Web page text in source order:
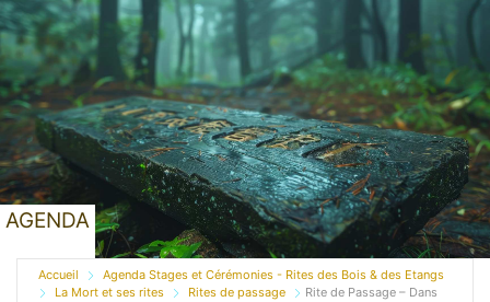
AGENDA
Accueil
Agenda Stages et Cérémonies - Rites des Bois & des Etangs
La Mort et ses rites
Rites de passage
Rite de Passage – Dans